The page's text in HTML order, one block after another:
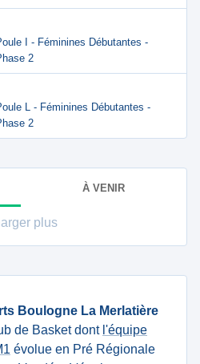
I - Féminines Débutantes -
2
L - Féminines Débutantes -
2
À VENIR
plus
Boulogne La Merlatière
de Basket dont l'équipe
évolue en Pré Régionale